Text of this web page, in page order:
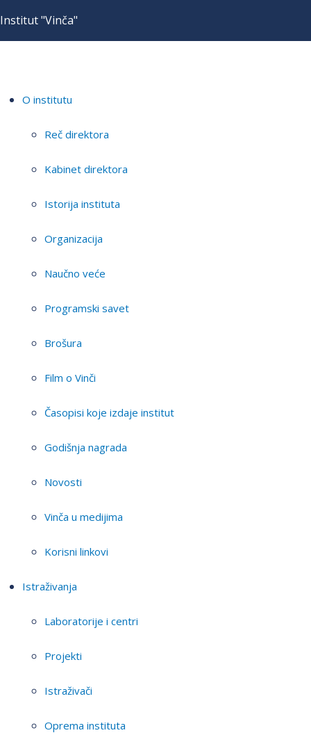
Institut "Vinča"
O institutu
Reč direktora
Kabinet direktora
Istorija instituta
Organizacija
Naučno veće
Programski savet
Brošura
Film o Vinči
Časopisi koje izdaje institut
Godišnja nagrada
Novosti
Vinča u medijima
Korisni linkovi
Istraživanja
Laboratorije i centri
Projekti
Istraživači
Oprema instituta